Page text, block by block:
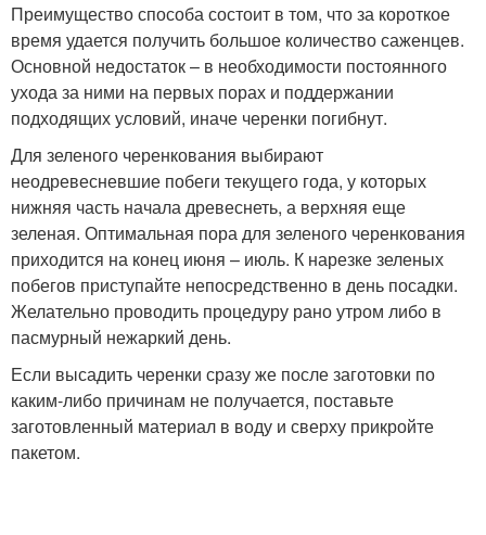
Преимущество способа состоит в том, что за короткое
время удается получить большое количество саженцев.
Основной недостаток – в необходимости постоянного
ухода за ними на первых порах и поддержании
подходящих условий, иначе черенки погибнут.
Для зеленого черенкования выбирают
неодревесневшие побеги текущего года, у которых
нижняя часть начала древеснеть, а верхняя еще
зеленая. Оптимальная пора для зеленого черенкования
приходится на конец июня – июль. К нарезке зеленых
побегов приступайте непосредственно в день посадки.
Желательно проводить процедуру рано утром либо в
пасмурный нежаркий день.
Если высадить черенки сразу же после заготовки по
каким-либо причинам не получается, поставьте
заготовленный материал в воду и сверху прикройте
пакетом.